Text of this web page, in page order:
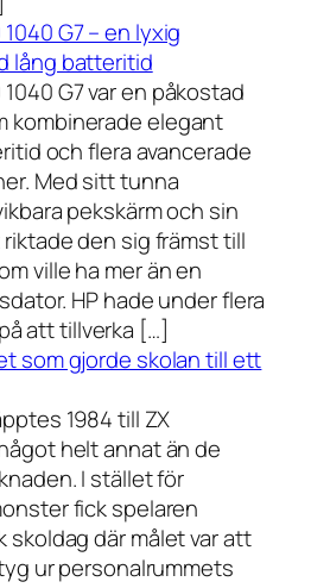
G7 – en lyxig
lång batteritid
G7 var en påkostad
kombinerade elegant
och flera avancerade
Med sitt tunna
pekskärm och sin
den sig främst till
ville ha mer än en
HP hade under flera
att tillverka […]
som gjorde skolan till ett
1984 till ZX
helt annat än de
I stället för
fick spelaren
skoldag där målet var att
ur personalrummets